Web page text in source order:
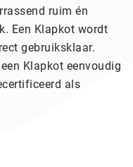
ruim én
Een Klapkot wordt
gebruiksklaar.
Klapkot eenvoudig
als